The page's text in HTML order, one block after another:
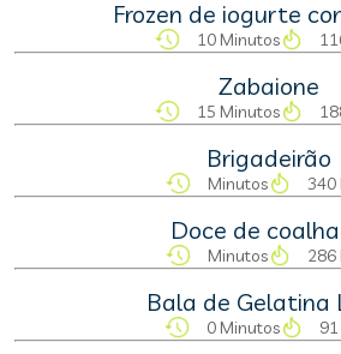
Frozen de iogurte
10 Minutos
Zabaione
15 Minutos
Brigadeirão
Minutos 340
Doce de
Minutos 286
Bala de Gelatina
0 Minutos